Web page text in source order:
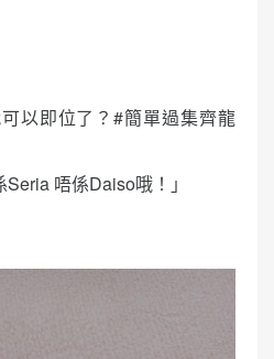
以即位了？#簡單過集齊龍
唔係Daiso哦！」